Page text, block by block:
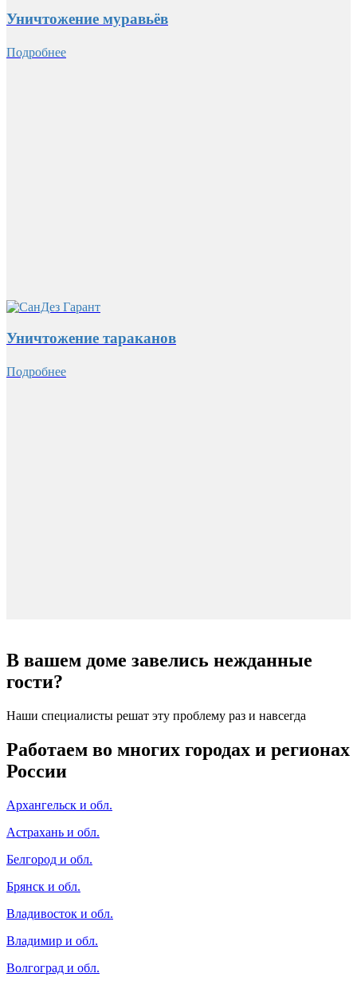
Уничтожение муравьёв
Подробнее
Уничтожение тараканов
Подробнее
В вашем доме завелись нежданные
гости?
Наши специалисты решат эту проблему раз и навсегда
Работаем во многих городах и регионах
России
Архангельск и обл.
Астрахань и обл.
Белгород и обл.
Брянск и обл.
Владивосток и обл.
Владимир и обл.
Волгоград и обл.